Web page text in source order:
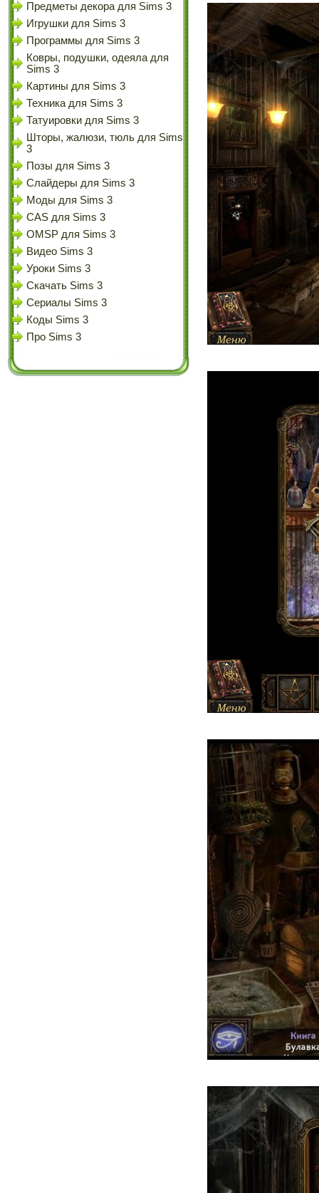
Предметы декора для Sims 3
Игрушки для Sims 3
Программы для Sims 3
Ковры, подушки, одеяла для
Sims 3
Картины для Sims 3
Техника для Sims 3
Татуировки для Sims 3
Шторы, жалюзи, тюль для Sims
3
Позы для Sims 3
Слайдеры для Sims 3
Моды для Sims 3
CAS для Sims 3
OMSP для Sims 3
Видео Sims 3
Уроки Sims 3
Скачать Sims 3
Сериалы Sims 3
Коды Sims 3
Про Sims 3